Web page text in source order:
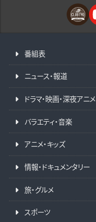
番組表
ニュース・報道
ドラマ・映画・深夜アニメ
バラエティ・音楽
アニメ・キッズ
情報・ドキュメンタリー
旅・グルメ
スポーツ